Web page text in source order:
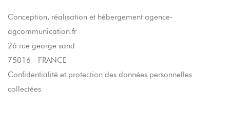
Conception, réalisation et hébergement agence-
agcommunication.fr
26 rue george sand
75016 - FRANCE
Confidentialité et protection des données personnelles
collectées